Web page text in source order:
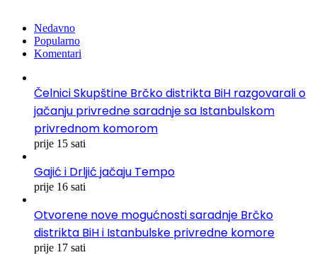
Nedavno
Popularno
Komentari
Čelnici Skupštine Brčko distrikta BiH razgovarali o
jačanju privredne saradnje sa Istanbulskom
privrednom komorom
prije 15 sati
Gajić i Drljić jačaju Tempo
prije 16 sati
Otvorene nove mogućnosti saradnje Brčko
distrikta BiH i Istanbulske privredne komore
prije 17 sati